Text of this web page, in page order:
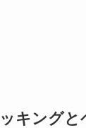
キングと